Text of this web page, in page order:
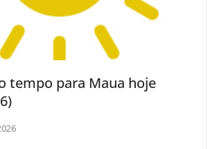
tempo para Maua hoje